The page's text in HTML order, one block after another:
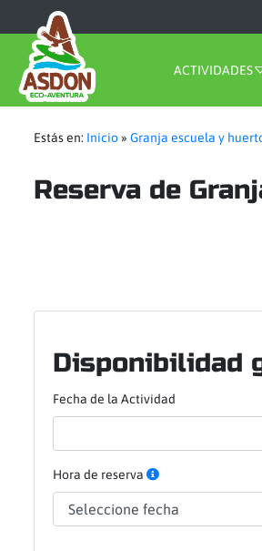
ACTIVIDADES
Estás en: Inicio» Granja escuela y
Reserva de
Disponibilidad
Fecha de la Actividad
Hora de reserva